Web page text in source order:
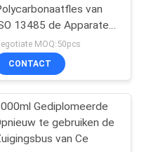
van
13485 de Apparaten
de deMOQ:50pcs
CONTACT
Gediplomeerde
te gebruiken de
van Ce